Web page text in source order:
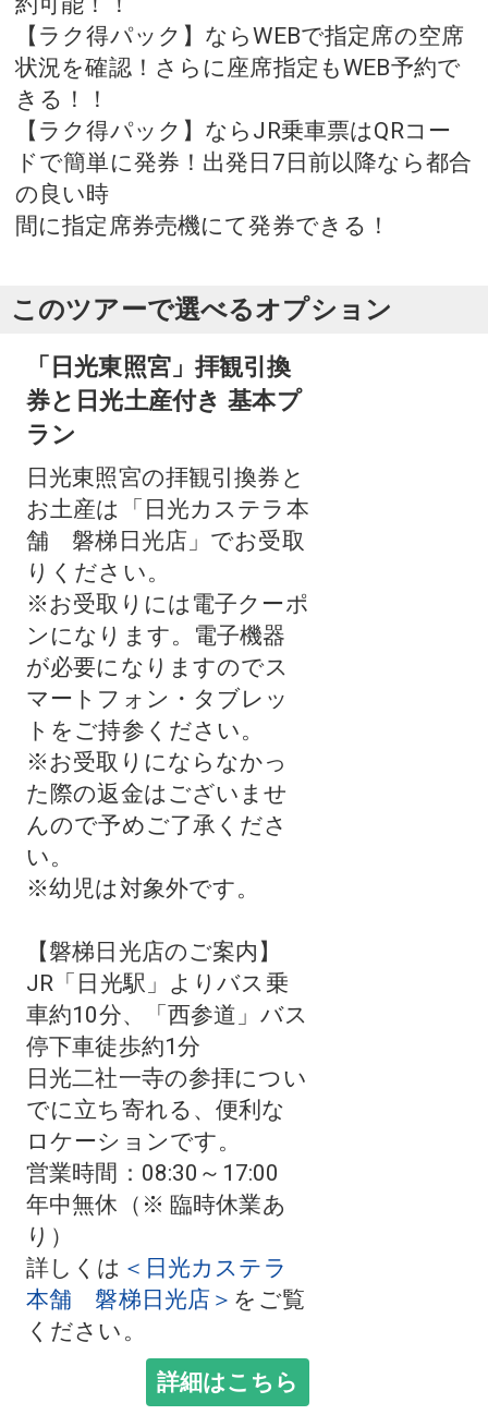
【ラク得パック】ならWEBで指定席の空席
状況を確認！さらに座席指定もWEB予約で
きる！！
【ラク得パック】ならJR乗車票はQRコー
ドで簡単に発券！出発日7日前以降なら都合
の良い時
間に指定席券売機にて発券できる！
このツアーで選べるオプション
「日光東照宮」拝観引換
券と日光土産付き 基本プ
ラン
日光東照宮の拝観引換券と
お土産は「日光カステラ本
舗 磐梯日光店」でお受取
りください。
※お受取りには電子クーポ
ンになります。電子機器
が必要になりますのでス
マートフォン・タブレッ
トをご持参ください。
※お受取りにならなかっ
た際の返金はございませ
んので予めご了承くださ
い。
※幼児は対象外です。
【磐梯日光店のご案内】
JR「日光駅」よりバス乗
車約10分、「西参道」バス
停下車徒歩約1分
日光二社一寺の参拝につい
でに立ち寄れる、便利な
ロケーションです。
営業時間：08:30～17:00
年中無休（※ 臨時休業あ
り）
詳しくは ＜日光カステラ
本舗 磐梯日光店＞ をご覧
ください。
詳細はこちら